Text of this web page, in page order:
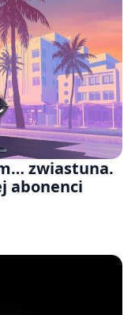
zwiastuna.
abonenci